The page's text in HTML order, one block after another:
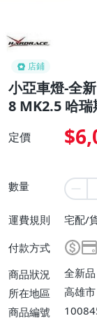
店鋪
小亞車燈-全
8 MK2.5 哈
定價
數量
運費規則
宅配/
不寄
付款方式
商品狀況
全新品
所在地區
高雄市
商品編號